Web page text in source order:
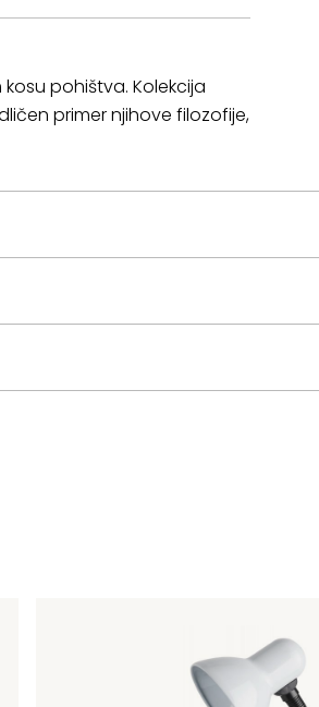
pohištva. Kolekcija
primer njihove filozofije,